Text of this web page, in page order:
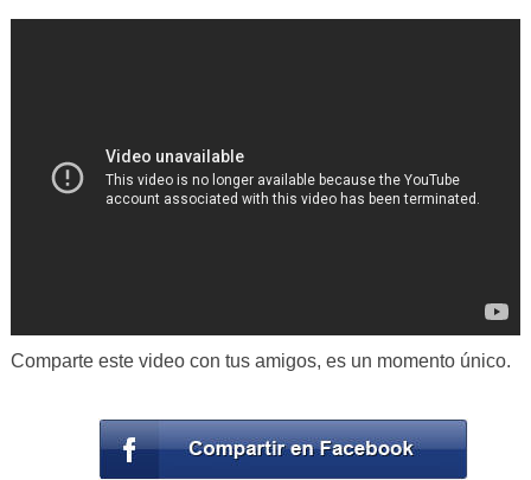
Comparte este video con tus amigos, es un momento único.